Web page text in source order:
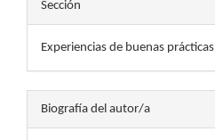
Sección
Experiencias de buenas prácticas
Biografía del autor/a